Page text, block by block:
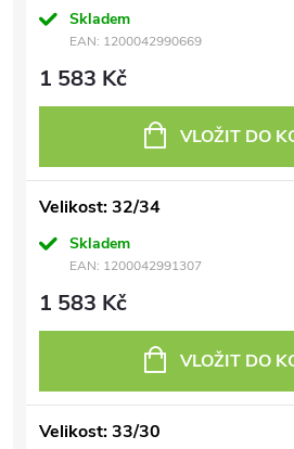
Skladem
EAN: 1200042990669
1 583 Kč
VLOŽIT DO
Velikost: 32/34
Skladem
EAN: 1200042991307
1 583 Kč
VLOŽIT DO
Velikost: 33/30